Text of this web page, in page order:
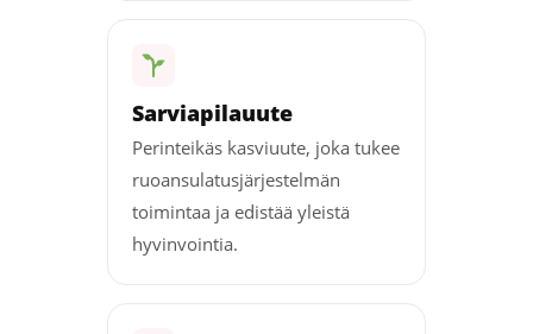
Sarviapilauute
Perinteikäs kasviuute, joka tukee
ruoansulatusjärjestelmän
toimintaa ja edistää yleistä
hyvinvointia.